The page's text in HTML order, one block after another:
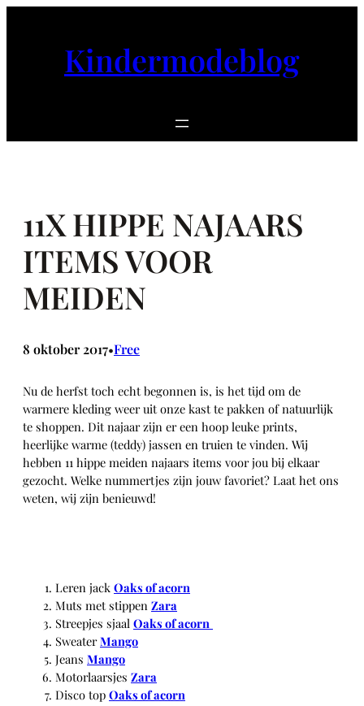
Kindermodeblog
11X HIPPE NAJAARS
ITEMS VOOR
MEIDEN
8 oktober 2017•Free
Nu de herfst toch echt begonnen is, is het tijd om de
warmere kleding weer uit onze kast te pakken of natuurlijk
te shoppen. Dit najaar zijn er een hoop leuke prints,
heerlijke warme (teddy) jassen en truien te vinden. Wij
hebben 11 hippe meiden najaars items voor jou bij elkaar
gezocht. Welke nummertjes zijn jouw favoriet? Laat het ons
weten, wij zijn benieuwd!
Leren jack Oaks of acorn
Muts met stippen Zara
Streepjes sjaal Oaks of acorn
SweaterMango
Jeans Mango
Motorlaarsjes Zara
Disco top Oaks of acorn